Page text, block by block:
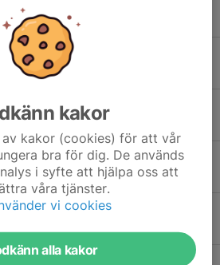
0
0
7 januari
- Rekord Open
kakor
av kakor (cookies) för att vår
bra för dig. De används
i syfte att hjälpa oss att
våra tjänster.
vi cookies
alla kakor